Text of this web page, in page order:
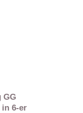
GG
in 6-er